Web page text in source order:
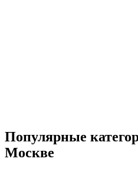
Популярные
Москве